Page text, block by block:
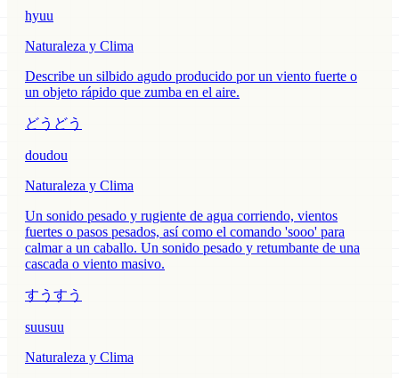
hyuu
Naturaleza y Clima
Describe un silbido agudo producido por un viento fuerte o
un objeto rápido que zumba en el aire.
どうどう
doudou
Naturaleza y Clima
Un sonido pesado y rugiente de agua corriendo, vientos
fuertes o pasos pesados, así como el comando 'sooo' para
calmar a un caballo. Un sonido pesado y retumbante de una
cascada o viento masivo.
すうすう
suusuu
Naturaleza y Clima